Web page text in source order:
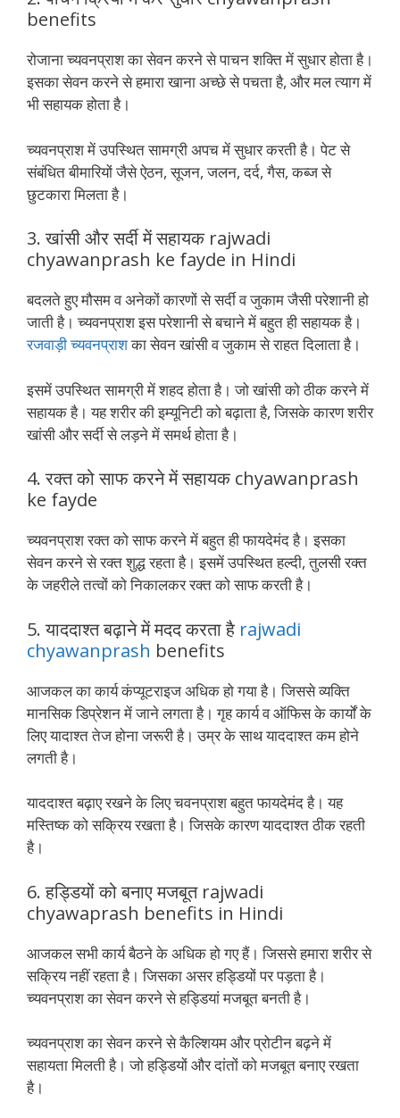
benefits
रोजाना च्यवनप्राश का सेवन करने से पाचन शक्ति में सुधार होता है।
इसका सेवन करने से हमारा खाना अच्छे से पचता है, और मल त्याग में
भी सहायक होता है।
च्यवनप्राश में उपस्थित सामग्री अपच में सुधार करती है। पेट से
संबंधित बीमारियों जैसे ऐठन, सूजन, जलन, दर्द, गैस, कब्ज से
छुटकारा मिलता है।
3. खांसी और सर्दी में सहायक rajwadi
chyawanprash ke fayde in Hindi
बदलते हुए मौसम व अनेकों कारणों से सर्दी व जुकाम जैसी परेशानी हो
जाती है। च्यवनप्राश इस परेशानी से बचाने में बहुत ही सहायक है।
रजवाड़ी च्यवनप्राशका सेवन खांसी व जुकाम से राहत दिलाता है।
इसमें उपस्थित सामग्री में शहद होता है। जो खांसी को ठीक करने में
सहायक है। यह शरीर की इम्यूनिटी को बढ़ाता है, जिसके कारण शरीर
खांसी और सर्दी से लड़ने में समर्थ होता है।
4. रक्त को साफ करने में सहायक chyawanprash
ke fayde
च्यवनप्राश रक्त को साफ करने में बहुत ही फायदेमंद है। इसका
सेवन करने से रक्त शुद्ध रहता है। इसमें उपस्थित हल्दी, तुलसी रक्त
के जहरीले तत्वों को निकालकर रक्त को साफ करती है।
5. याददाश्त बढ़ाने में मदद करता है rajwadi
chyawanprash benefits
आजकल का कार्य कंप्यूटराइज अधिक हो गया है। जिससे व्यक्ति
मानसिक डिप्रेशन में जाने लगता है। गृह कार्य व ऑफिस के कार्यों के
लिए यादाश्त तेज होना जरूरी है। उम्र के साथ याददाश्त कम होने
लगती है।
याददाश्त बढ़ाए रखने के लिए चवनप्राश बहुत फायदेमंद है। यह
मस्तिष्क को सक्रिय रखता है। जिसके कारण याददाश्त ठीक रहती
है।
6. हड्डियों को बनाए मजबूत rajwadi
chyawaprash benefits in Hindi
आजकल सभी कार्य बैठने के अधिक हो गए हैं। जिससे हमारा शरीर से
सक्रिय नहीं रहता है। जिसका असर हड्डियों पर पड़ता है।
च्यवनप्राश का सेवन करने से हड्डियां मजबूत बनती है।
च्यवनप्राश का सेवन करने से कैल्शियम और प्रोटीन बढ़ने में
सहायता मिलती है। जो हड्डियों और दांतों को मजबूत बनाए रखता
है।